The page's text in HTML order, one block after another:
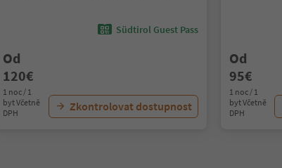
Südtirol Guest Pass
Od
120€
1 noc / 1
byt Včetně
DPH
Zkontrolovat dostupnost
Od
95€
1 noc / 1
byt Včetně
DPH